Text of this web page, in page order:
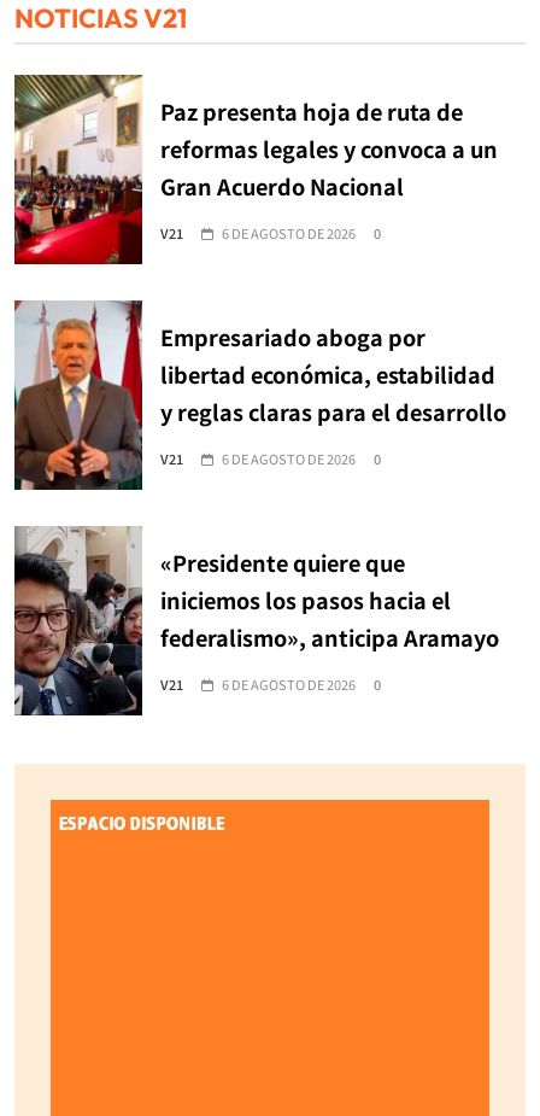
NOTICIAS V21
Paz presenta hoja de ruta de
reformas legales y convoca a un
Gran Acuerdo Nacional
V21 6 DE AGOSTO DE 2026 0
Empresariado aboga por
libertad económica, estabilidad
y reglas claras para el desarrollo
V21 6 DE AGOSTO DE 2026 0
«Presidente quiere que
iniciemos los pasos hacia el
federalismo», anticipa Aramayo
V21 6 DE AGOSTO DE 2026 0